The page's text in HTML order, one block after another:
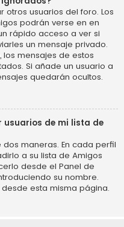
otros usuarios del foro. Los
podrán verse en en
rápido acceso a ver si
un mensaje privado.
los mensajes de estos
Si añade un usuario a
quedarán ocultos.
usuarios de mi lista de
maneras. En cada perfil
a su lista de Amigos
desde el Panel de
su nombre.
esta misma página.